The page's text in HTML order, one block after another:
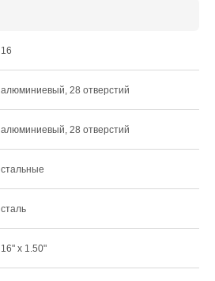
16
алюминиевый, 28 отверстий
алюминиевый, 28 отверстий
стальные
сталь
16" x 1.50"